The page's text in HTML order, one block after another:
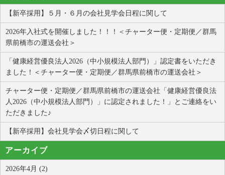
【新卒採用】５月・６月の会社見学会日程に関して
2026年入社式を開催しました！！！＜チャーター便・定期便／群馬
県前橋市の運送会社＞
「健康経営優良法人2026（中小規模法人部門）」認定書をいただき
ました！＜チャーター便・定期便／群馬県前橋市の運送会社＞
チャーター便・定期便／群馬県前橋市の運送会社「健康経営優良法
人2026（中小規模法人部門）」に認定されました！」とご連絡をい
ただきました♪
【新卒採用】会社見学会〆切日程に関して
アーカイブ
2026年4月 (2)